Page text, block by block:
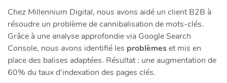
Chez Millennium Digital, nous avons aidé un client B2B à
résoudre un problème de cannibalisation de mots-clés.
Grâce à une analyse approfondie via Google Search
Console, nous avons identifié les problèmeset mis en
place des balises adaptées. Résultat : une augmentation de
60% du taux d’indexation des pages clés.